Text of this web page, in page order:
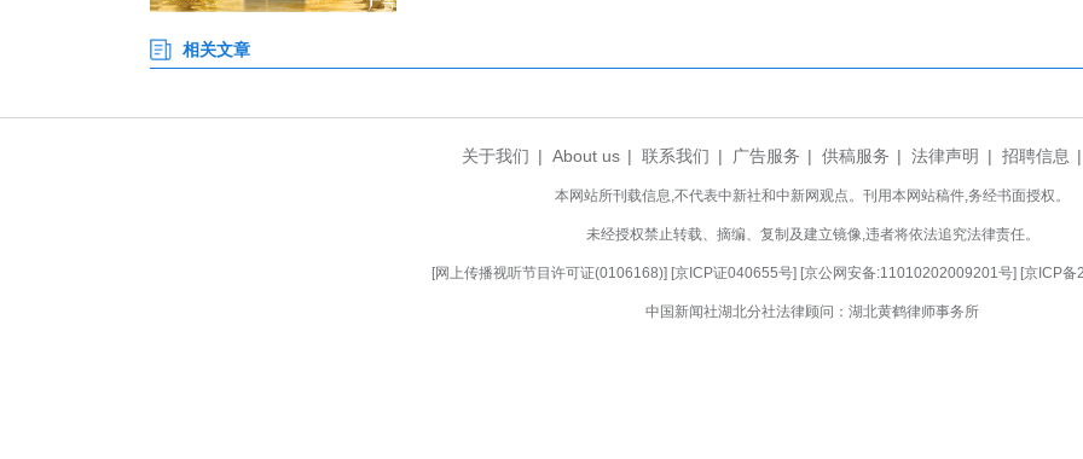
今年，全省发布谷城县“生态堰河·醉美乡村”样板带、京山市“三产联动·古韵新生
今年，全省支持各地探索片区化推进乡村建设模式，推广十堰市乡村建设“六件
今年，全省乡村建设着力提高基础设施完备度、公共服务便利度、人居环境舒适